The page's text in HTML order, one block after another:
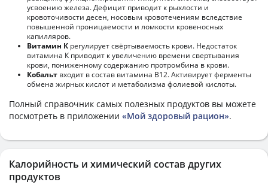
усвоению железа. Дефицит приводит к рыхлости и
кровоточивости десен, носовым кровотечениям вследствие
повышенной проницаемости и ломкости кровеносных
капилляров.
Витамин К регулирует свёртываемость крови. Недостаток
витамина К приводит к увеличению времени свертывания
крови, пониженному содержанию протромбина в крови.
Кобальт входит в состав витамина В12. Активирует ферменты
обмена жирных кислот и метаболизма фолиевой кислоты.
Полный справочник самых полезных продуктов вы можете
посмотреть в приложении «Мой здоровый рацион».
Калорийность и химический состав других
продуктов